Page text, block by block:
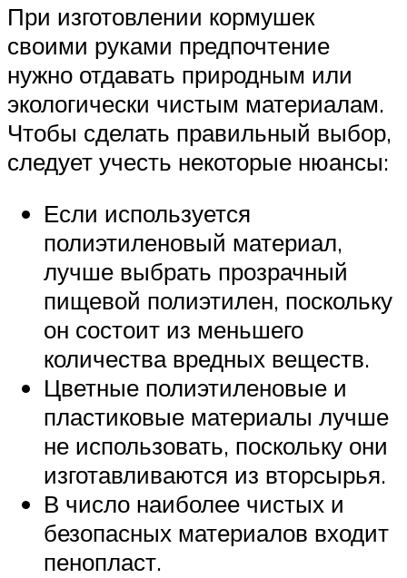
При изготовлении кормушек
своими руками предпочтение
нужно отдавать природным или
экологически чистым материалам.
Чтобы сделать правильный выбор,
следует учесть некоторые нюансы:
Если используется
полиэтиленовый материал,
лучше выбрать прозрачный
пищевой полиэтилен, поскольку
он состоит из меньшего
количества вредных веществ.
Цветные полиэтиленовые и
пластиковые материалы лучше
не использовать, поскольку они
изготавливаются из вторсырья.
В число наиболее чистых и
безопасных материалов входит
пенопласт.